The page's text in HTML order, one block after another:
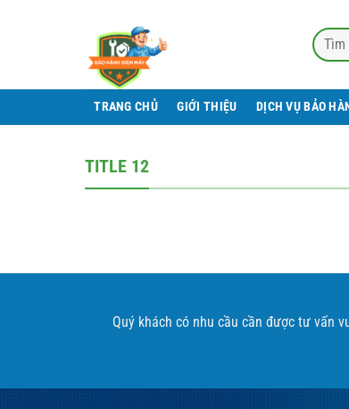
TRANG CHỦ GIỚI THIỆU DỊCH VỤ BẢO
TITLE 12
Quý khách có nhu cầu cần được tư vấn